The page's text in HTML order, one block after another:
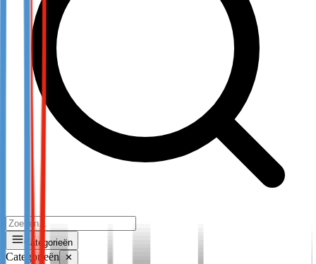
Categorieën
Categorieën ✕